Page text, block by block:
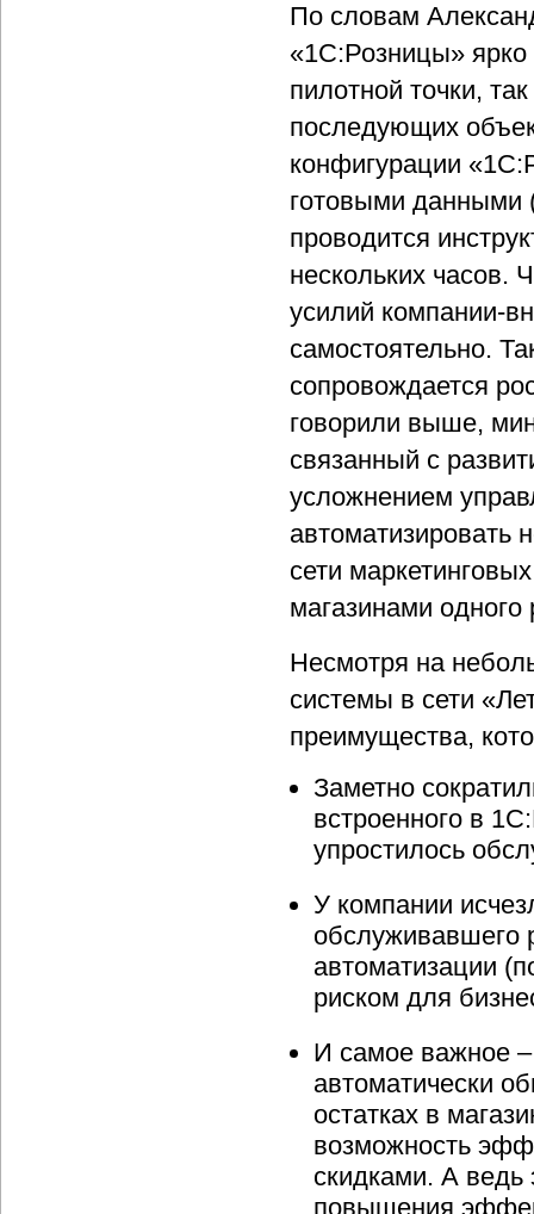
По словам
«1С:Розницы» ярко
пилотной точки,
последующих
конфигурации
готовыми данными
проводится
нескольких часов.
усилий компании-
самостоятельно.
сопровождается
говорили выше,
связанный с
усложнением
автоматизировать
сети
магазинами одного
Несмотря на
системы в сети
преимущества,
Заметно
встроенного в
упростилось
У компании
обслуживавшего
автоматизации
риском для
И самое важное
автоматически
остатках в
возможность
скидками. А ведь
повышения